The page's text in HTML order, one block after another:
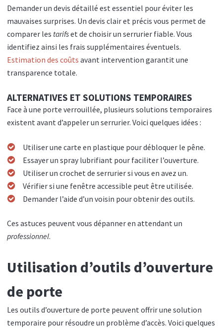
Demander un devis détaillé est essentiel pour éviter les
mauvaises surprises. Un devis clair et précis vous permet de
comparer les tarifset de choisir un serrurier fiable. Vous
identifiez ainsi les frais supplémentaires éventuels.
Estimation des coûts avant intervention garantit une
transparence totale.
ALTERNATIVES ET SOLUTIONS TEMPORAIRES
Face à une porte verrouillée, plusieurs solutions temporaires
existent avant d’appeler un serrurier. Voici quelques idées :
Utiliser une carte en plastique pour débloquer le pêne.
Essayer un spray lubrifiant pour faciliter l’ouverture.
Utiliser un crochet de serrurier si vous en avez un.
Vérifier si une fenêtre accessible peut être utilisée.
Demander l’aide d’un voisin pour obtenir des outils.
Ces astuces peuvent vous dépanner en attendant un
professionnel.
Utilisation d’outils d’ouverture
de porte
Les outils d’ouverture de porte peuvent offrir une solution
temporaire pour résoudre un problème d’accès. Voici quelques